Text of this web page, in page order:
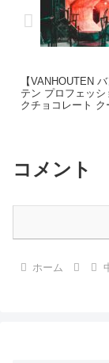
【VANHOUTEN
テン プロフェッ
クチョコレート
コメント
ホーム